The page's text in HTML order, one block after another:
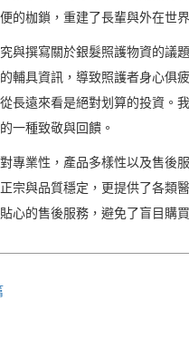
的枷鎖，重建了長輩與外在世
與撰寫關於銀髮照護物資的議
輔具資訊，導致照護者身心俱
遠來看是絕對划算的投資。我
一種致敬與回饋。
專業性，產品多樣性以及售後
宗與品質穩定，更提供了各類
心的售後服務，避免了盲目購